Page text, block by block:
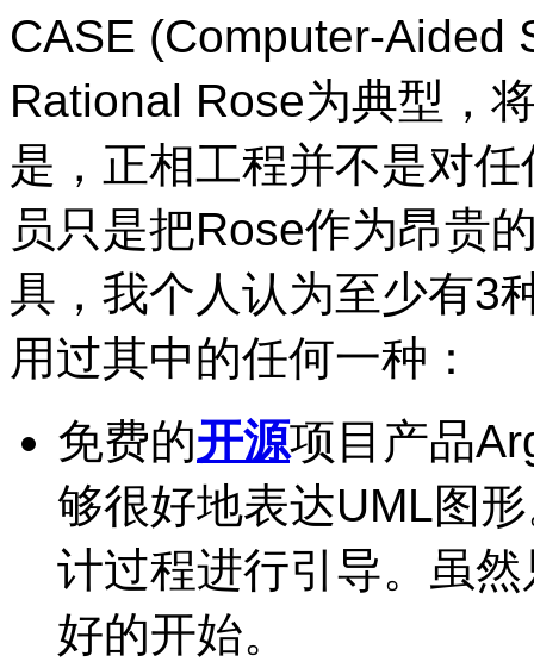
CASE (Computer-Aided
Rational Rose为典型，
是，正相工程并不是对
员只是把Rose作为昂贵
具，我个人认为至少有3
用过其中的任何一种：
免费的开源项目产品
够很好地表达UML图
计过程进行引导。虽
好的开始。